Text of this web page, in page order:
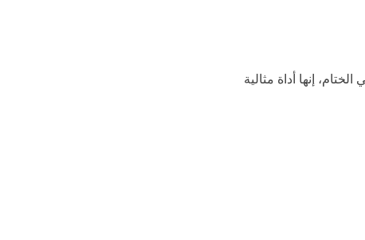
إنها أداة مثالية